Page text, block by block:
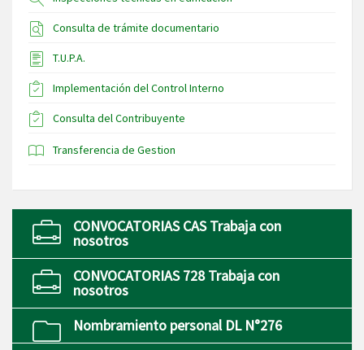
Consulta de trámite documentario
T.U.P.A.
Implementación del Control Interno
Consulta del Contribuyente
Transferencia de Gestion
CONVOCATORIAS CAS Trabaja con
nosotros
CONVOCATORIAS 728 Trabaja con
nosotros
Nombramiento personal DL N°276